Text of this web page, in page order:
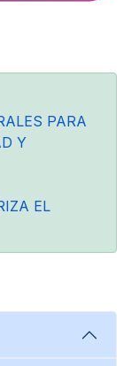
PARA
Y
EL